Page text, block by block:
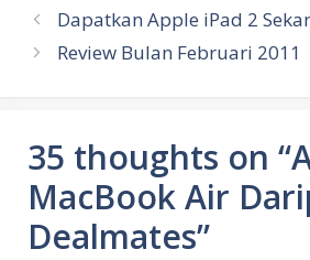
Dapatkan Apple iPad 2
Review Bulan Februari 2011
35 thoughts on
MacBook Air
Dealmates”